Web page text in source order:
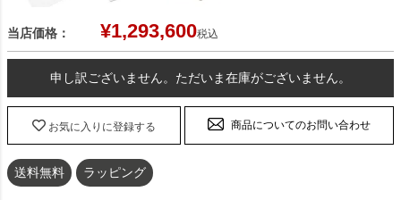
当店価格： ¥1,293,600税込
申し訳ございません。ただいま在庫がございません。
お気に入りに登録する 商品についてのお問い合わせ
送料無料 ラッピング